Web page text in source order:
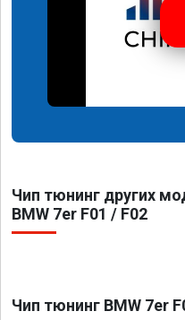
Чип тюнинг других
BMW 7er F01 / F02
Чип тюнинг BMW 7er